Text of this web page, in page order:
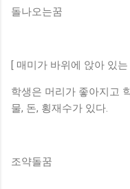
돌나오는꿈
[ 매미가 바위에 앉아 있
학생은 머리가 좋아지고
물, 돈, 횡재수가 있다.
조약돌꿈